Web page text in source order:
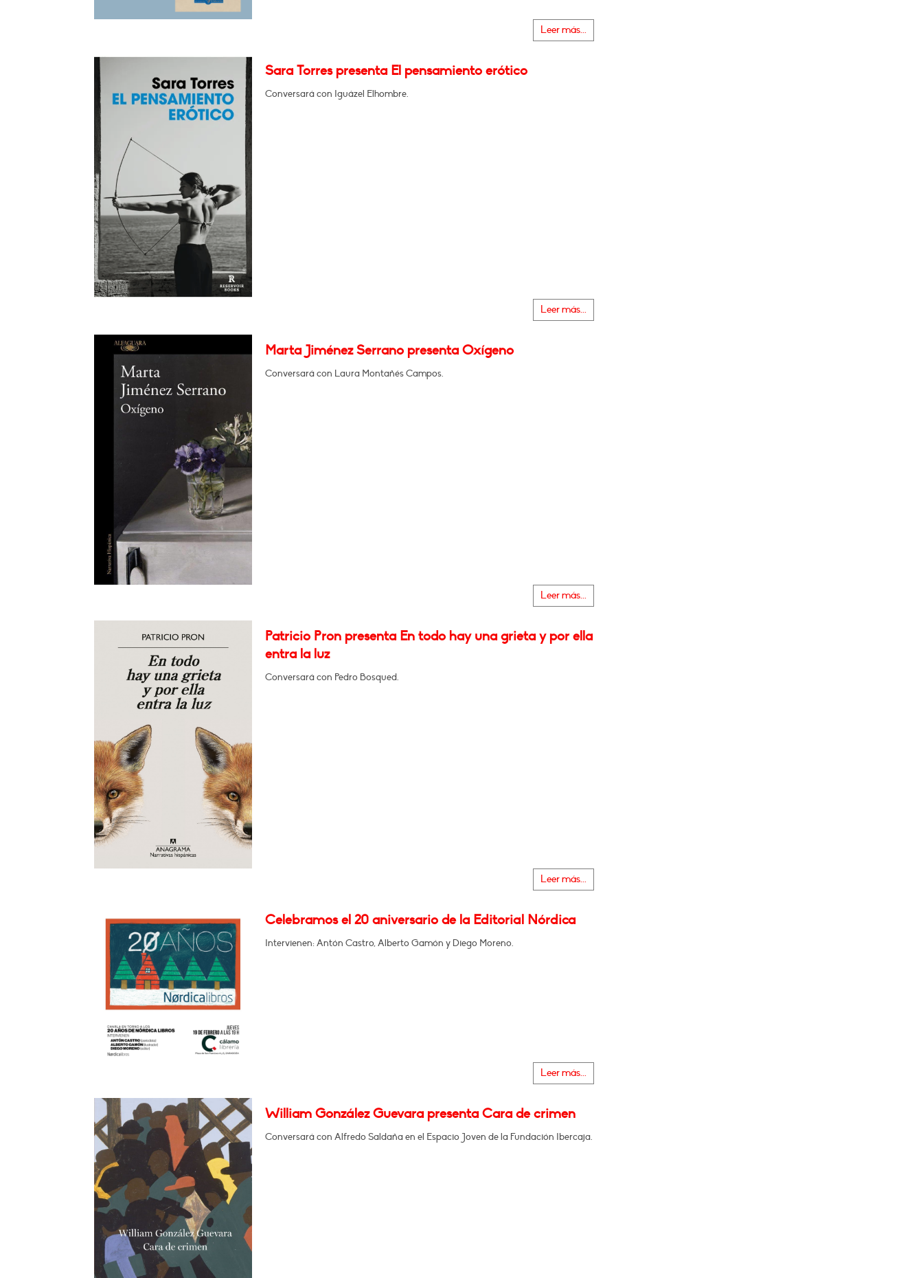
Leer más...
Sara Torres presenta El pensamiento erótico
Conversará con Iguázel Elhombre.
Leer más...
Marta Jiménez Serrano presenta Oxígeno
Conversará con Laura Montañés Campos.
Leer más...
Patricio Pron presenta En todo hay una grieta y por ella
entra la luz
Conversará con Pedro Bosqued.
Leer más...
Celebramos el 20 aniversario de la Editorial Nórdica
Intervienen: Antón Castro, Alberto Gamón y Diego Moreno.
Leer más...
William González Guevara presenta Cara de crimen
Conversará con Alfredo Saldaña en el Espacio Joven de la Fundación Ibercaja.